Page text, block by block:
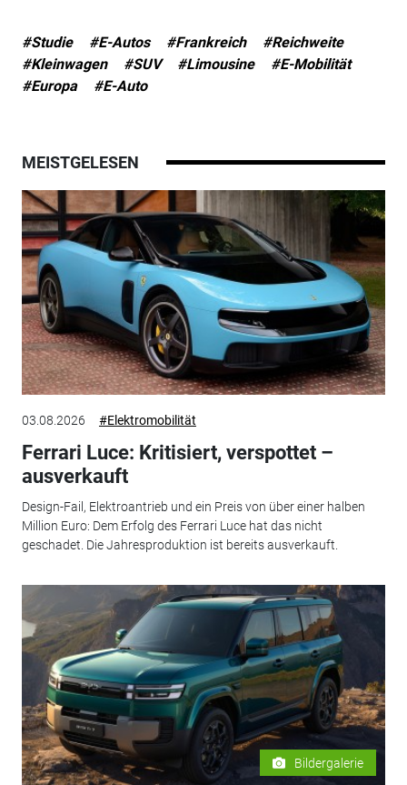
#Studie #E-Autos #Frankreich
#Reichweite
#Kleinwagen
#SUV #Limousine
#E-Mobilität
#Europa
#E-Auto
MEISTGELESEN
03.08.2026 #Elektromobilität
Ferrari Luce: Kritisiert, verspottet –
ausverkauft
Design-Fail, Elektroantrieb und ein Preis von über einer halben
Million Euro: Dem Erfolg des Ferrari Luce hat das nicht
geschadet. Die Jahresproduktion ist bereits ausverkauft.
Bildergalerie